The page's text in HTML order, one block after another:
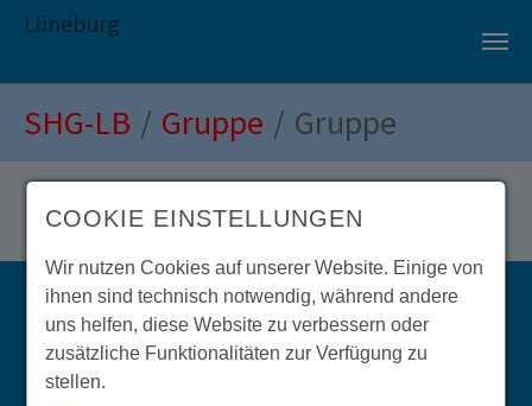
Lüneburg
SHG-LB Gruppe Gruppe
Stand vom 07.11.2025
COOKIE EINSTELLUNGEN
Wir nutzen Cookies auf unserer Website. Einige von
ihnen sind technisch notwendig, während andere
uns helfen, diese Website zu verbessern oder
zusätzliche Funktionalitäten zur Verfügung zu
stellen.